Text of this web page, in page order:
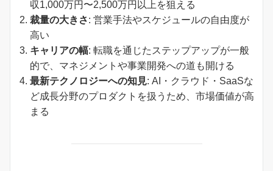
収1,000万円〜2,500万円以上を狙える
裁量の大きさ: 営業手法やスケジュールの自由度が
高い
キャリアの幅: 転職を通じたステップアップが一般
的で、マネジメントや事業開発への道も開ける
最新テクノロジーへの知見: AI・クラウド・SaaSな
ど成長分野のプロダクトを扱うため、市場価値が高
まる